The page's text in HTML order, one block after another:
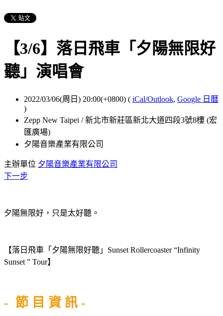
【3/6】落日飛車「夕陽無限好
聽」演唱會
2022/03/06(周日) 20:00(+0800) ( iCal/Outlook, Google 日曆
)
Zepp New Taipei / 新北市新莊區新北大道四段3號8樓 (宏
匯廣場)
夕陽音樂產業有限公司
主辦單位 夕陽音樂產業有限公司
下一步
夕陽無限好，只是太好聽。
【落日飛車「夕陽無限好聽」Sunset Rollercoaster “Infinity
Sunset ” Tour】
- 節 目 資 訊 -